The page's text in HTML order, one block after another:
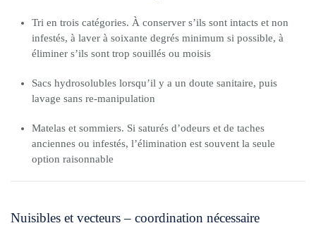
Tri en trois catégories. À conserver s’ils sont intacts et non
infestés, à laver à soixante degrés minimum si possible, à
éliminer s’ils sont trop souillés ou moisis
Sacs hydrosolubles lorsqu’il y a un doute sanitaire, puis
lavage sans re-manipulation
Matelas et sommiers. Si saturés d’odeurs et de taches
anciennes ou infestés, l’élimination est souvent la seule
option raisonnable
Nuisibles et vecteurs – coordination nécessaire